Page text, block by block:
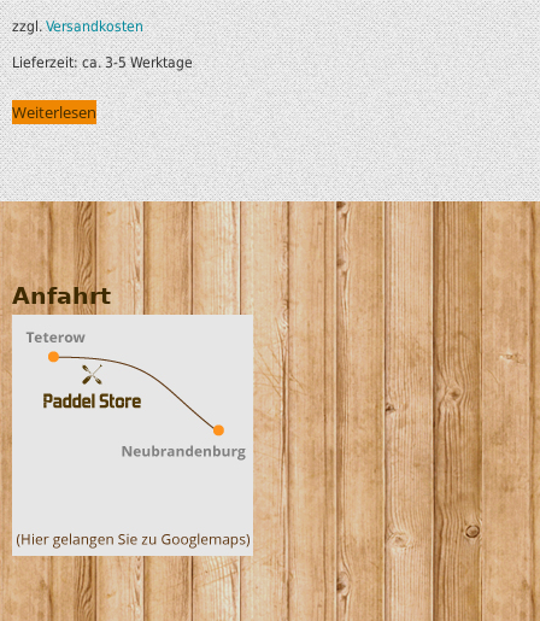
zzgl.Versandkosten
Lieferzeit:ca. 3-5 Werktage
Weiterlesen
Anfahrt